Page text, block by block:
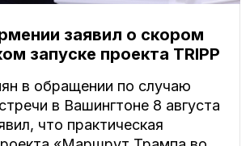
заявил о скором
запуске проекта TRIPP
в обращении по случаю
в Вашингтоне 8 августа
что практическая